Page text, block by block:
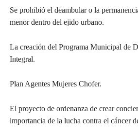
Se prohibió el deambular o la
menor dentro del ejido urbano.
La creación del Programa Municipal de
Integral.
Plan Agentes Mujeres Chofer.
El proyecto de ordenanza de crear
importancia de la lucha contra el cáncer